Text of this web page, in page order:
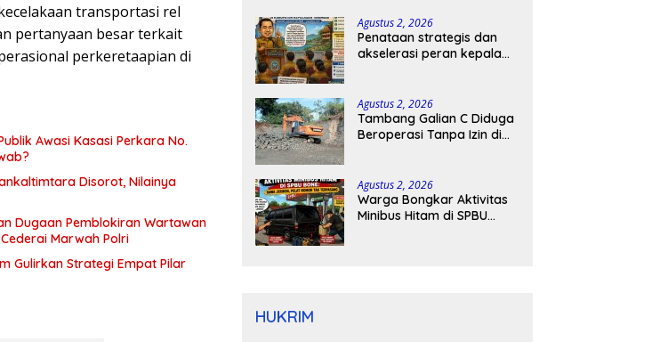
transportasi rel
pertanyaan besar terkait
perkeretaapian di
Awasi Kasasi Perkara No.
Disorot, Nilainya
Dugaan Pemblokiran Wartawan
Marwah Polri
Gulirkan Strategi Empat Pilar
Agustus 2, 2026
Penataan strategis dan
akselerasi peran kepala
Agustus 2, 2026
Tambang Galian C Diduga
Beroperasi Tanpa Izin di
Tangan
Agustus 2, 2026
Warga Bongkar Aktivitas
Minibus Hitam di SPBU
HUKRIM